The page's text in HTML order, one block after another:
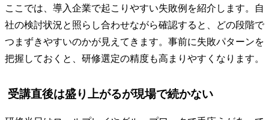
ここでは、導入企業で起こりやすい失敗例を紹介します。自
社の検討状況と照らし合わせながら確認すると、どの段階で
つまずきやすいのかが見えてきます。事前に失敗パターンを
把握しておくと、研修選定の精度も高まりやすくなります。
受講直後は盛り上がるが現場で続かない